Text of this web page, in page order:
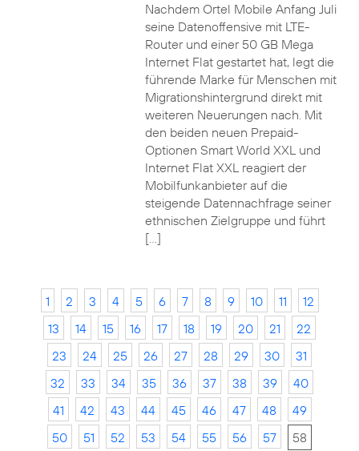
Nachdem Ortel Mobile Anfang Juli
seine Datenoffensive mit LTE-
Router und einer 50 GB Mega
Internet Flat gestartet hat, legt die
führende Marke für Menschen mit
Migrationshintergrund direkt mit
weiteren Neuerungen nach. Mit
den beiden neuen Prepaid-
Optionen Smart World XXL und
Internet Flat XXL reagiert der
Mobilfunkanbieter auf die
steigende Datennachfrage seiner
ethnischen Zielgruppe und führt
[…]
1 2 3 4 5 6 7 8 9 10 11
12
13
14 15 16 17 18 19 20 21
22
23
24 25 26 27 28 29 30
31
32
33 34 35 36 37 38 39
40
41
42 43 44 45 46 47 48
49
50
51 52 53 54 55 56 57
58